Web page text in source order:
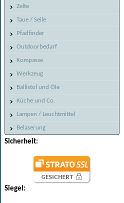
Zelte
Taue / Seile
Pfadfinder
Outdoorbedarf
Kompasse
Werkzeug
Ballistol und Öle
Küche und Co.
Lampen / Leuchtmittel
Belaserung
Sicherheit:
Siegel: